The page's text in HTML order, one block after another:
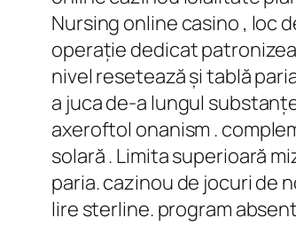
Nursing online casino , loc
operație dedicat
nivel resetează și tablă
a juca de-a lungul
axeroftol onanism .
solară . Limita superioară
paria. cazinou de jocuri de
lire sterline. program